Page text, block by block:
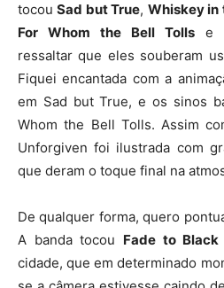
tocouSad but True, Whiskey in
For Whom the Bell Tolls e
ressaltar que eles souberam
Fiquei encantada com a
em Sad but True, e os sinos
Whom the Bell Tolls. Assim
Unforgiven foi ilustrada com
que deram o toque final na
De qualquer forma, quero
A banda tocou Fade to Black
cidade, que em determinado